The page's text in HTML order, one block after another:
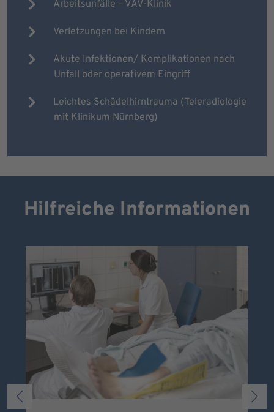
Arbeitsunfälle – VAV-Klinik
Verletzungen bei Kindern
Akute Infektionen/ Komplikationen nach
Unfall oder operativem Eingriff
Leichtes Schädelhirntrauma (Teleradiologie
mit Klinikum Nürnberg)
Hilfreiche Informationen